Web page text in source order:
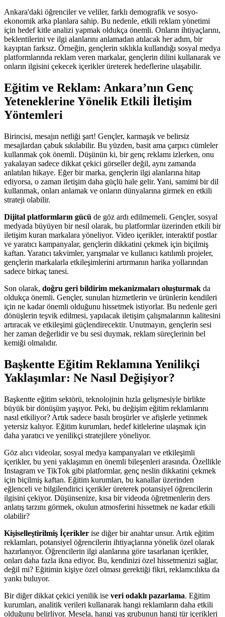
Ankara'daki öğrenciler ve veliler, farklı demografik ve sosyo-
ekonomik arka planlara sahip. Bu nedenle, etkili reklam yönetimi
için hedef kitle analizi yapmak oldukça önemli. Onların ihtiyaçlarını,
beklentilerini ve ilgi alanlarını anlamadan atılacak her adım, bir
kayıptan farksız. Örneğin, gençlerin sıklıkla kullandığı sosyal medya
platformlarında reklam veren markalar, gençlerin dilini kullanarak ve
onların ilgisini çekecek içerikler üreterek hedeflerine ulaşabilir.
Eğitim ve Reklam: Ankara’nın Genç
Yeteneklerine Yönelik Etkili İletişim
Yöntemleri
Birincisi, mesajın netliği şart! Gençler, karmaşık ve belirsiz
mesajlardan çabuk sıkılabilir. Bu yüzden, basit ama çarpıcı cümleler
kullanmak çok önemli. Düşünün ki, bir genç reklamı izlerken, onu
yakalayan sadece dikkat çekici görseller değil, aynı zamanda
anlatılan hikaye. Eğer bir marka, gençlerin ilgi alanlarına hitap
ediyorsa, o zaman iletişim daha güçlü hale gelir. Yani, samimi bir dil
kullanmak, onları anlamak ve onların dünyalarına girmek en etkili
strateji olabilir.
Dijital platformların gücü de göz ardı edilmemeli. Gençler, sosyal
medyada büyüyen bir nesil olarak, bu platformlar üzerinden etkili bir
iletişim kuran markalara yöneliyor. Video içerikler, interaktif postlar
ve yaratıcı kampanyalar, gençlerin dikkatini çekmek için biçilmiş
kaftan. Yaratıcı takvimler, yarışmalar ve kullanıcı katılımlı projeler,
gençlerin markalarla etkileşimlerini artırmanın harika yollarından
sadece birkaç tanesi.
Son olarak, doğru geri bildirim mekanizmaları oluşturmak da
oldukça önemli. Gençler, sunulan hizmetlerin ve ürünlerin kendileri
için ne kadar önemli olduğunu hissetmek istiyorlar. Bu nedenle geri
dönüşlerin teşvik edilmesi, yapılacak iletişim çalışmalarının kalitesini
artıracak ve etkileşimi güçlendirecektir. Unutmayın, gençlerin sesi
her zaman değerlidir ve bu sesi duymak, reklam süreçlerinin bel
kemiği olmalıdır.
Başkentte Eğitim Reklamına Yenilikçi
Yaklaşımlar: Ne Nasıl Değişiyor?
Başkentte eğitim sektörü, teknolojinin hızla gelişmesiyle birlikte
büyük bir dönüşüm yaşıyor. Peki, bu değişim eğitim reklamlarını
nasıl etkiliyor? Artık sadece basılı broşürler ve afişlerle yetinmek
yetersiz kalıyor. Eğitim kurumları, hedef kitlelerine ulaşmak için
daha yaratıcı ve yenilikçi stratejilere yöneliyor.
Göz alıcı videolar, sosyal medya kampanyaları ve etkileşimli
içerikler, bu yeni yaklaşımın en önemli bileşenleri arasında. Özellikle
Instagram ve TikTok gibi platformlar, genç neslin dikkatini çekmek
için biçilmiş kaftan. Eğitim kurumları, bu kanallar üzerinden
eğlenceli ve bilgilendirici içerikler üreterek potansiyel öğrencilerin
ilgisini çekiyor. Düşünsenize, kısa bir videoda öğretmenlerin ders
anlatış tarzını görmek, okulun atmosferini hissetmek ne kadar etkili
olabilir?
Kişiselleştirilmiş İçerikler ise diğer bir anahtar unsur. Artık eğitim
reklamları, potansiyel öğrencilerin ihtiyaçlarına yönelik özel olarak
hazırlanıyor. Öğrencilerin ilgi alanlarına göre tasarlanan içerikler,
onları daha fazla ikna ediyor. Bu, kendinizi özel hissetmenizi sağlar,
değil mi? Eğitimin kişiye özel olması gerektiği fikri, reklamcılıkta da
yankı buluyor.
Bir diğer dikkat çekici yenilik ise veri odaklı pazarlama. Eğitim
kurumları, analitik verileri kullanarak hangi reklamların daha etkili
olduğunu belirliyor. Mesela, hangi yaş grubunun hangi tür içerikleri